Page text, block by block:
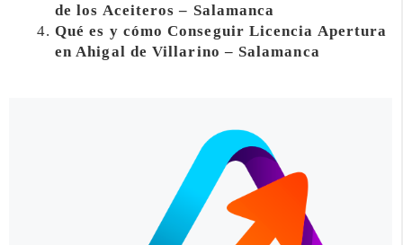
de los Aceiteros – Salamanca
Qué es y cómo Conseguir Licencia Apertura
en Ahigal de Villarino – Salamanca